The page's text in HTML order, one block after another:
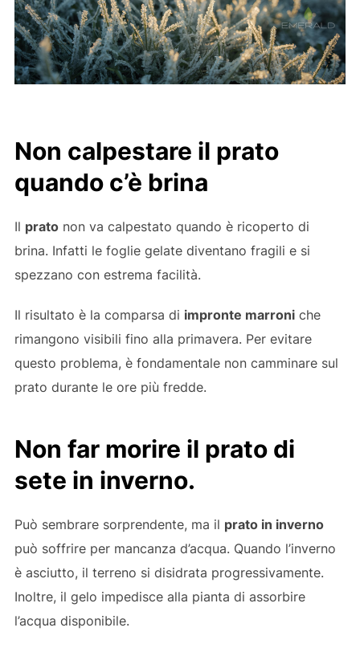
Non calpestare il prato
quando c’è brina
Il pratonon va calpestato quando è ricoperto di
brina. Infatti le foglie gelate diventano fragili e si
spezzano con estrema facilità.
Il risultato è la comparsa di impronte marroniche
rimangono visibili fino alla primavera. Per evitare
questo problema, è fondamentale non camminare sul
prato durante le ore più fredde.
Non far morire il prato di
sete in inverno.
Può sembrare sorprendente, ma il prato in inverno
può soffrire per mancanza d’acqua. Quando l’inverno
è asciutto, il terreno si disidrata progressivamente.
Inoltre, il gelo impedisce alla pianta di assorbire
l’acqua disponibile.